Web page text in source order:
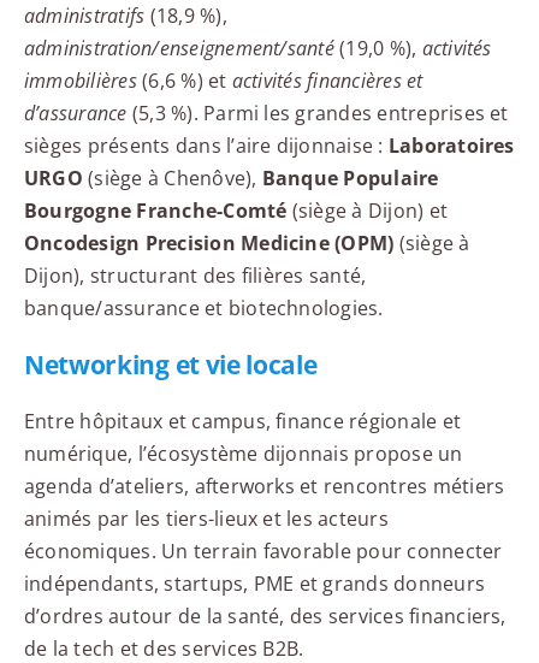
administratifs (18,9 %),
administration/enseignement/santé(19,0 %), activités
immobilières(6,6 %) et activités financières et
d’assurance (5,3 %). Parmi les grandes entreprises et
sièges présents dans l’aire dijonnaise : Laboratoires
URGO (siège à Chenôve), Banque Populaire
Bourgogne Franche-Comté (siège à Dijon) et
Oncodesign Precision Medicine (OPM) (siège à
Dijon), structurant des filières santé,
banque/assurance et biotechnologies.
Networking et vie locale
Entre hôpitaux et campus, finance régionale et
numérique, l’écosystème dijonnais propose un
agenda d’ateliers, afterworks et rencontres métiers
animés par les tiers-lieux et les acteurs
économiques. Un terrain favorable pour connecter
indépendants, startups, PME et grands donneurs
d’ordres autour de la santé, des services financiers,
de la tech et des services B2B.